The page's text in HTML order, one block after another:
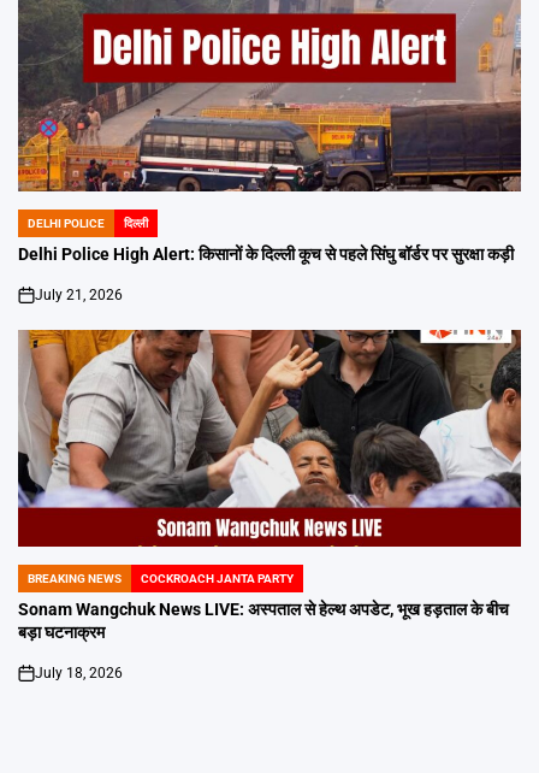
POSTED
IN
DELHI POLICE दिल्ली
Delhi Police High Alert: किसानों के दिल्ली कूच से पहले सिंघु बॉर्डर पर सुरक्षा कड़ी
on
July 21, 2026
POSTED
IN
BREAKING NEWS COCKROACH JANTA PARTY
Sonam Wangchuk News LIVE: अस्पताल से हेल्थ अपडेट, भूख हड़ताल के बीच
बड़ा घटनाक्रम
on
July 18, 2026